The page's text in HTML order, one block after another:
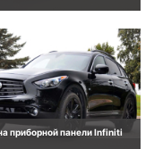
приборной панели Infiniti